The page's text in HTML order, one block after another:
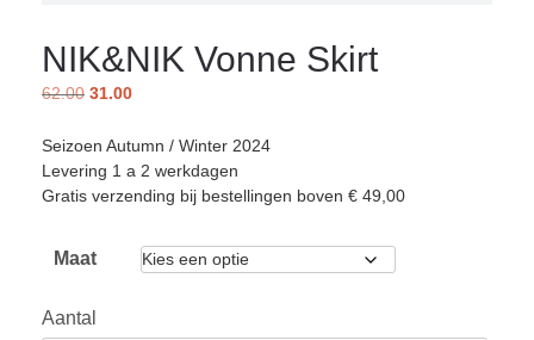
NIK&NIK Vonne Skirt
62.00 31.00
Seizoen Autumn / Winter 2024
Levering 1 a 2 werkdagen
Gratis verzending bij bestellingen boven € 49,00
Maat
Aantal